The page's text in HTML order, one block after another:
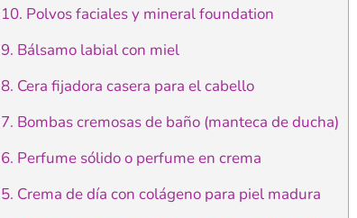
10. Polvos faciales y mineral foundation
9. Bálsamo labial con miel
8. Cera fijadora casera para el cabello
7. Bombas cremosas de baño (manteca de ducha)
6. Perfume sólido o perfume en crema
5. Crema de día con colágeno para piel madura